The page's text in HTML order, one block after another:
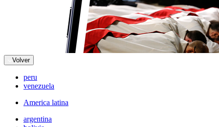
Volver
peru
venezuela
America latina
argentina